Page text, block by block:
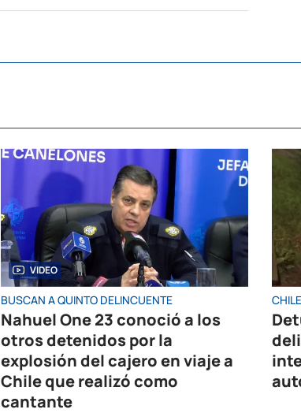
VIDEO
BUSCAN A QUINTO DELINCUENTE
Nahuel One 23 conoció a los
otros detenidos por la
explosión del cajero en viaje a
Chile que realizó como
cantante